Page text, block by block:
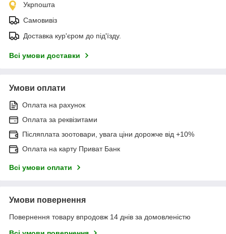
Укрпошта
Самовивіз
Доставка кур'єром до під'їзду.
Всі умови доставки
Умови оплати
Оплата на рахунок
Оплата за реквізитами
Післяплата зоотовари, увага ціни дорожче від +10%
Оплата на карту Приват Банк
Всі умови оплати
Умови повернення
Повернення товару впродовж 14 днів за домовленістю